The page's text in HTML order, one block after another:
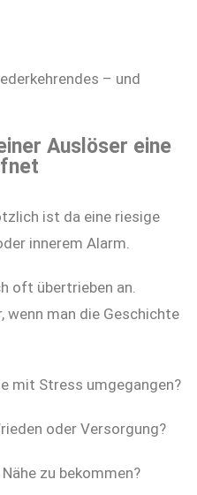
– und
Auslöser eine
ist da eine riesige
innerem Alarm.
oft übertrieben an.
wenn man die Geschichte
mit Stress umgegangen?
oder Versorgung?
zu bekommen?